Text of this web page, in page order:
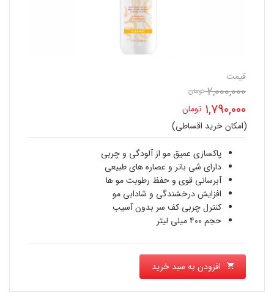
قیمت
2,000,000 تومان
اصلی
2,000,000 تومان
بود.
1,790,000 تومان
قیمت
فعلی
1,790,000 تومان
است.
(امکان خرید اقساطی)
پاکسازی عمیق مو از آلودگی و چربی
دارای شی باتر و عصاره های طبیعی
آبرسانی قوی و حفظ رطوبت مو ها
افزایش درخشندگی و شادابی مو
کنترل چربی کف سر بدون آسیب
حجم 400 میلی لیتر
افزودن به سبد خرید